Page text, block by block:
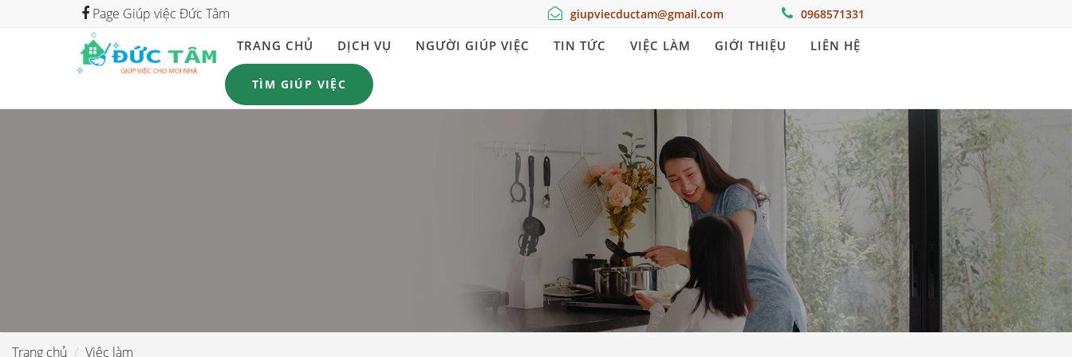
Page Giúp việc Đức Tâm giupviecductam@gmail.com 0968571331
TRANG CHỦ DỊCH VỤ NGƯỜI GIÚP VIỆC TIN TỨC VIỆC LÀM GIỚI THIỆU LIÊN HỆ
TÌM GIÚP VIỆC
Trang chủ Việc làm